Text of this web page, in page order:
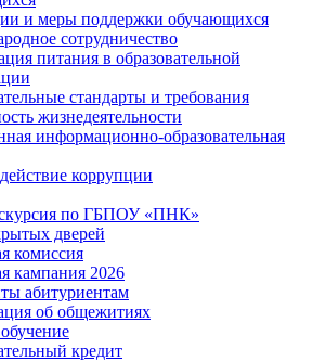
и меры поддержки обучающихся
сотрудничество
питания в образовательной
стандарты и требования
жизнедеятельности
информационно-образовательная
коррупции
по ГБПОУ «ПНК»
дверей
комиссия
кампания 2026
абитуриентам
об общежитиях
кредит